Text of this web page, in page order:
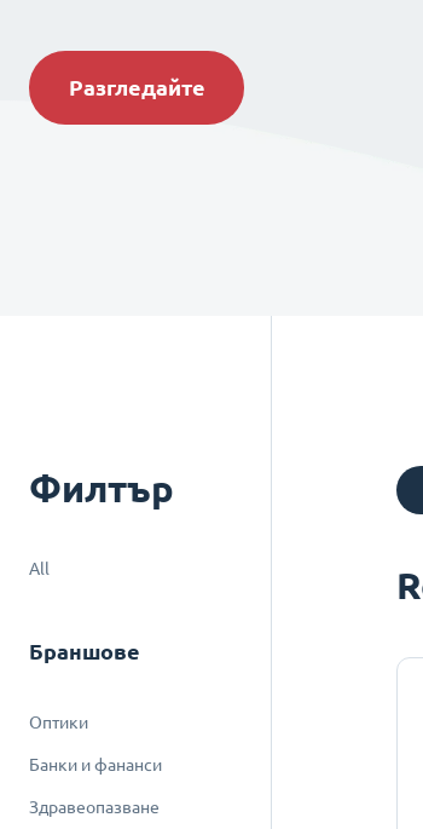
Разгледайте
Филтър
All
Браншове
Оптики
Банки и фананси
Здравеопазване